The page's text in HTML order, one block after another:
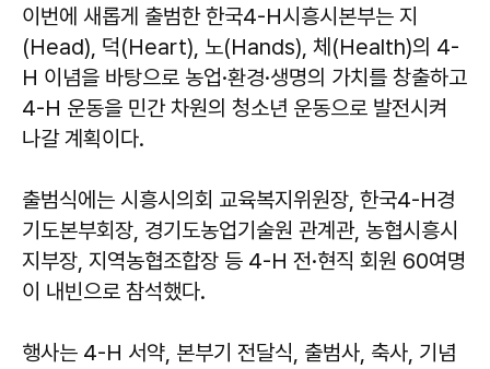
이번에 새롭게 출범한 한국4-H시흥시본부는 지
(Head), 덕(Heart), 노(Hands), 체(Health)의 4-
H 이념을 바탕으로 농업·환경·생명의 가치를 창출하고
4-H 운동을 민간 차원의 청소년 운동으로 발전시켜
나갈 계획이다.
출범식에는 시흥시의회 교육복지위원장, 한국4-H경
기도본부회장, 경기도농업기술원 관계관, 농협시흥시
지부장, 지역농협조합장 등 4-H 전·현직 회원 60여명
이 내빈으로 참석했다.
행사는 4-H 서약, 본부기 전달식, 출범사, 축사, 기념